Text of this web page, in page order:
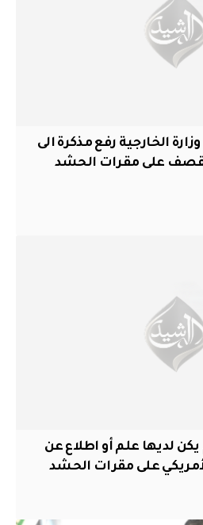
الخارجية رفع مذكرة الى
على مقرات الحشد
لديها علم أو اطلاع عن
على مقرات الحشد